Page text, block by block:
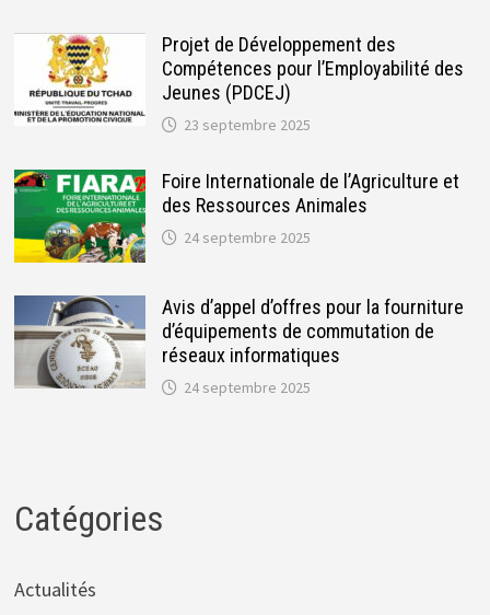
Projet de Développement des
Compétences pour l’Employabilité des
Jeunes (PDCEJ)
23 septembre 2025
Foire Internationale de l’Agriculture et
des Ressources Animales
24 septembre 2025
Avis d’appel d’offres pour la fourniture
d’équipements de commutation de
réseaux informatiques
24 septembre 2025
Catégories
Actualités